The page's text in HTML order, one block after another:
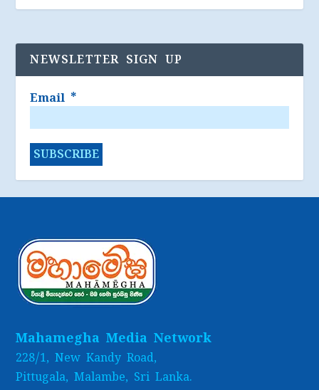
NEWSLETTER SIGN UP
Email *
Mahamegha Media Network
228/1, New Kandy Road,
Pittugala, Malambe, Sri Lanka.